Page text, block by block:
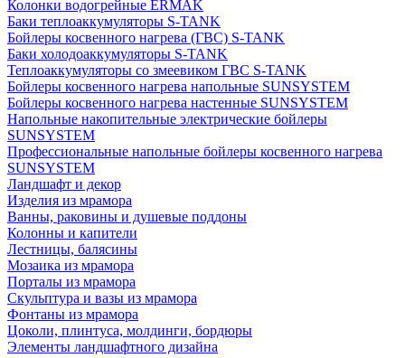
Колонки водогрейные ERMAK
Баки теплоаккумуляторы S-TANK
Бойлеры косвенного нагрева (ГВС) S-TANK
Баки холодоаккумуляторы S-TANK
Теплоаккумуляторы со змеевиком ГВС S-TANK
Бойлеры косвенного нагрева напольные SUNSYSTEM
Бойлеры косвенного нагрева настенные SUNSYSTEM
Напольные накопительные электрические бойлеры
SUNSYSTEM
Профессиональные напольные бойлеры косвенного нагрева
SUNSYSTEM
Ландшафт и декор
Изделия из мрамора
Ванны, раковины и душевые поддоны
Колонны и капители
Лестницы, балясины
Мозаика из мрамора
Порталы из мрамора
Скульптура и вазы из мрамора
Фонтаны из мрамора
Цоколи, плинтуса, молдинги, бордюры
Элементы ландшафтного дизайна